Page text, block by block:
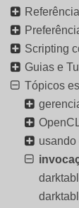
Scripting
Guias e
Tópicos
usando